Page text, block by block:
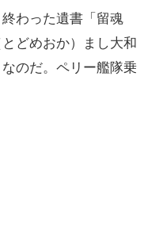
わった遺書「留魂
どめおか）まし大和
のだ。ペリー艦隊乗